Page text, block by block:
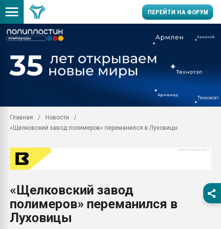
ПЕРЕЙТИ НА ФОРУМ
первый план в
пластмасс
ситуацией на
26.07.2022 "Сибирский
намного дороже
Главная
Новости
«Щелковский завод полимеров» переманился в Луховицы
«Щелковский завод
полимеров» переманился в
Луховицы